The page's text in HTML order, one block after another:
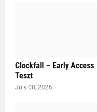
Clockfall – Early Access
Teszt
July 08, 2026